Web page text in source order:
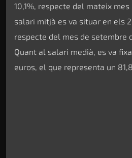
10,1%, respecte del mateix mes
salari mitjà es va situar en els
respecte del mes de setembre
Quant al salari medià, es va
euros, el que representa un